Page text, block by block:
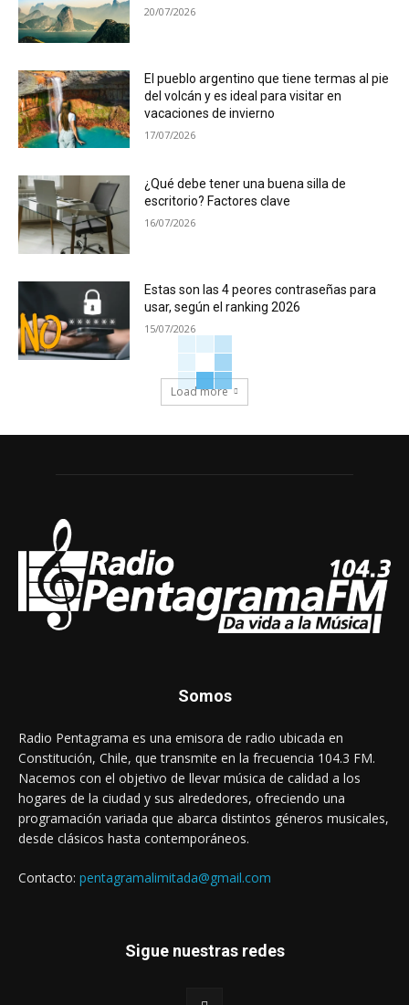
20/07/2026
El pueblo argentino que tiene termas al pie
del volcán y es ideal para visitar en
vacaciones de invierno
17/07/2026
¿Qué debe tener una buena silla de
escritorio? Factores clave
16/07/2026
Estas son las 4 peores contraseñas para
usar, según el ranking 2026
15/07/2026
Load more
Somos
Radio Pentagrama es una emisora de radio ubicada en
Constitución, Chile, que transmite en la frecuencia 104.3 FM.
Nacemos con el objetivo de llevar música de calidad a los
hogares de la ciudad y sus alrededores, ofreciendo una
programación variada que abarca distintos géneros musicales,
desde clásicos hasta contemporáneos.
Contacto: pentagramalimitada@gmail.com
Sigue nuestras redes